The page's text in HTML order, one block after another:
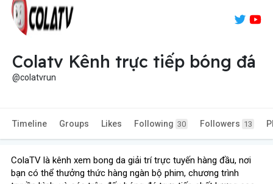
Colatv Kênh trực tiếp bóng đá
@colatvrun
Timeline Groups Likes Following 30 Followers 13
ColaTV là kênh xem bong da giải trí trực tuyến hàng đầu, nơi
bạn có thể thưởng thức hàng ngàn bộ phim, chương trình